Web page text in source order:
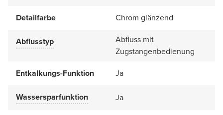
Detailfarbe Chrom glänzend
Abflusstyp
Abfluss mit
Zugstangenbedienung
Entkalkungs-Funktion
Ja
Wassersparfunktion Ja